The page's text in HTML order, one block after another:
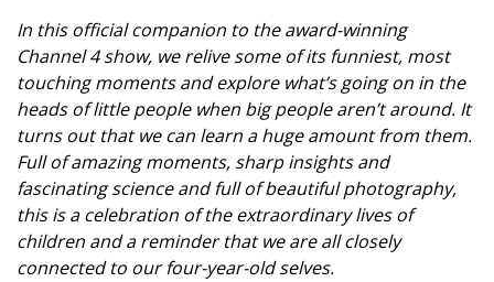
In this official companion to the award-winning
Channel 4 show, we relive some of its funniest, most
touching moments and explore what’s going on in the
heads of little people when big people aren’t around. It
turns out that we can learn a huge amount from them.
Full of amazing moments, sharp insights and
fascinating science and full of beautiful photography,
this is a celebration of the extraordinary lives of
children and a reminder that we are all closely
connected to our four-year-old selves.